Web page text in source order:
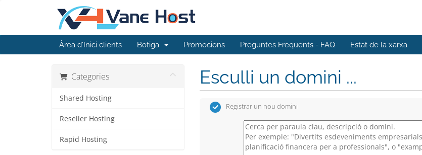
Àrea d'Inici clients Botiga Promocions Preguntes Freqüents - FAQ Estat de la xarxa
Categories
Shared Hosting
Reseller Hosting
Rapid Hosting
Esculli un domini ...
Registrar un nou domini